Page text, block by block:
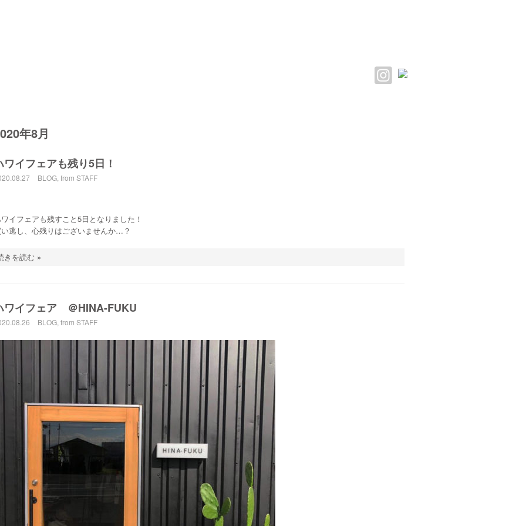
年8月
ワイフェアも残り5日！
BLOG from STAFF
イフェアも残すこと5日となりました！
逃し、心残りはございませんか…？
きを読む »
ワイフェア ＠HINA-FUKU
BLOG from STAFF